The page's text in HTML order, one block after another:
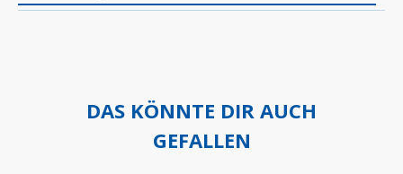
DAS KÖNNTE DIR AUCH
GEFALLEN